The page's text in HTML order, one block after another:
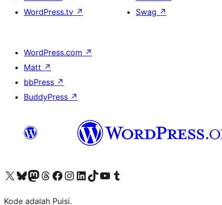
WordPress.tv ↗
Swag ↗
WordPress.com ↗
Matt ↗
bbPress ↗
BuddyPress ↗
Kunjungi akun X (sebelumnya Twitter) kamiVisit our Bluesky account
Kunjungi akun Mastodon kami
Visit our Threads account
Kunjungi halaman Facebook kamiKunjungi akun Instagram kamiKunjungi akun LinkedIn kami
Visit our TikTok account
Kunjungi channel YouTube kamiVisit our Tumblr account
Kode adalah Puisi.